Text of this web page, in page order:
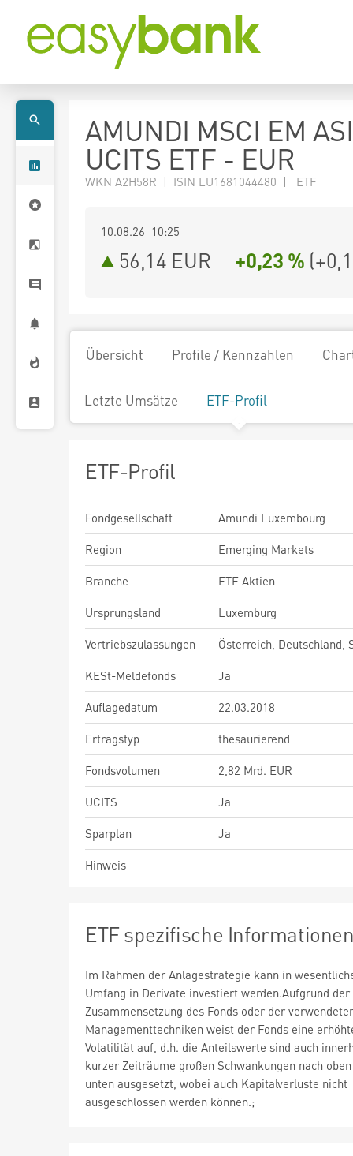
AMUNDI MSCI EM
UCITS ETF - EUR
WKN A2H58R | ISIN LU1681044480 | ETF
10.08.26 10:25
56,14 EUR +0,23 % (
Übersicht Profile / Kennzahlen
Letzte Umsätze ETF-Profil
ETF-Profil
Fondgesellschaft
Amundi Luxembourg
Region
Emerging Markets
Branche
ETF Aktien
Ursprungsland
Luxemburg
Vertriebszulassungen
Österreich, Deutschland,
KESt-Meldefonds
Ja
Auflagedatum
22.03.2018
Ertragstyp
thesaurierend
Fondsvolumen
2,82 Mrd. EUR
UCITS
Ja
Sparplan
Ja
Hinweis
ETF spezifische
Im Rahmen der Anlagestrategie kann in
Umfang in Derivate investiert werden.Aufgrund der
Zusammensetzung des Fonds oder der
Managementtechniken weist der Fonds eine
Volatilität auf, d.h. die Anteilswerte sind auch
kurzer Zeiträume großen Schwankungen nach
unten ausgesetzt, wobei auch Kapitalverluste nicht
ausgeschlossen werden können.;